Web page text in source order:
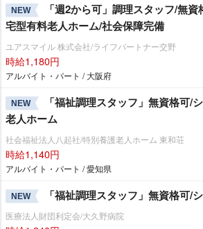
NEW
「週2から可」調理スタッフ/無
宅型有料老人ホーム/社会保障完備
ユアスマイル 株式会社/ライフパートナー交野
時給1,180円
アルバイト・パート / 大阪府
NEW
「福祉調理スタッフ」無資格可/
老人ホーム
社会福祉法人八起社/特別養護老人ホーム 東和荘
時給1,140円
アルバイト・パート / 愛知県
NEW 「福祉調理スタッフ」無資格可/
医療法人財団利定会/大久野病院